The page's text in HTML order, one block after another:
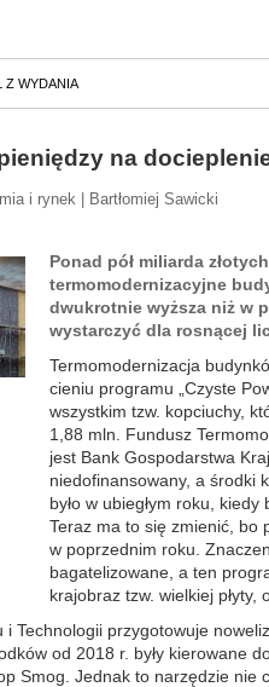
Z WYDANIA
na
i rynek | Bartłomiej Sawicki
Ponad pół miliarda
termomodernizacyjne
dwukrotnie wyższa niż w
wystarczyć dla rosnącej
Termomodernizacja
cieniu programu „Czyste
wszystkim tzw. kopciuchy,
1,88 mln. Fundusz
jest Bank Gospodarstwa
niedofinansowany, a środki
było w ubiegłym roku,
Teraz ma to się zmienić, bo
w poprzednim roku.
bagatelizowane, a ten
krajobraz tzw. wielkiej płyty,
i Technologii przygotowuje
od 2018 r. były kierowane
Smog. Jednak to narzędzie nie